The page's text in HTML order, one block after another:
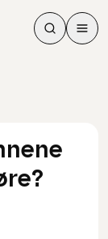
Søk
Søk
Meny